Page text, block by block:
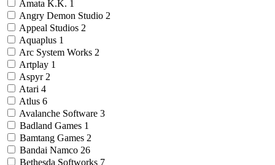
Amata K.K. 1
Angry Demon Studio 2
Appeal Studios 2
Aquaplus 1
Arc System Works 2
Artplay 1
Aspyr 2
Atari 4
Atlus 6
Avalanche Software 3
Badland Games 1
Bamtang Games 2
Bandai Namco 26
Bethesda Softworks 7